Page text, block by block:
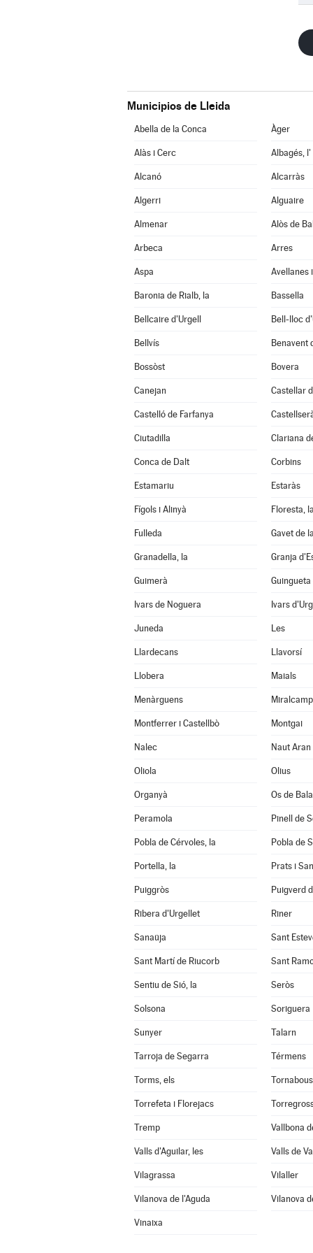
Municipios de Lleida
Abella de la Conca Àger
Alàs i Cerc Albagés, l'
Alcanó Alcarràs
Algerri Alguaire
Almenar Alòs de
Arbeca Arres
Aspa Avellanes
Baronia de Rialb, la Bassella
Bellcaire d'Urgell Bell-lloc
Bellvís Benavent
Bossòst Bovera
Canejan Castellar
Castelló de Farfanya
Ciutadilla Clariana
Conca de Dalt Corbins
Estamariu Estaràs
Fígols i Alinyà Floresta, la
Fulleda Gavet de
Granadella, la Granja
Guimerà Guingueta
Ivars de Noguera Ivars
Juneda Les
Llardecans Llavorsí
Llobera Maials
Menàrguens Miralcamp
Montferrer i Castellbò Montgai
Nalec Naut Aran
Oliola Olius
Organyà Os de
Peramola Pinell de
Pobla de Cérvoles, la Pobla de
Portella, la Prats i
Puiggròs Puigverd
Ribera d'Urgellet Riner
Sanaüja Sant
Sant Martí de Riucorb Sant
Sentiu de Sió, la Seròs
Solsona Soriguera
Sunyer Talarn
Tarroja de Segarra Térmens
Torms, els Tornabous
Torrefeta i Florejacs
Tremp Vallbona
Valls d'Aguilar, les Valls de
Vilagrassa Vilaller
Vilanova de l'Aguda Vilanova
Vinaixa